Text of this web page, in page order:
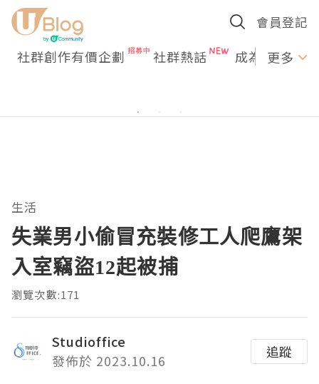
會員登記
社群創作有價企劃 社群熱話 成為U更多
生活
失業男小偷冒充裝修工人爬鷹架
入室竊盜12起被捕
瀏覽次數:171
Studioffice
發佈於 2023.10.16
追蹤